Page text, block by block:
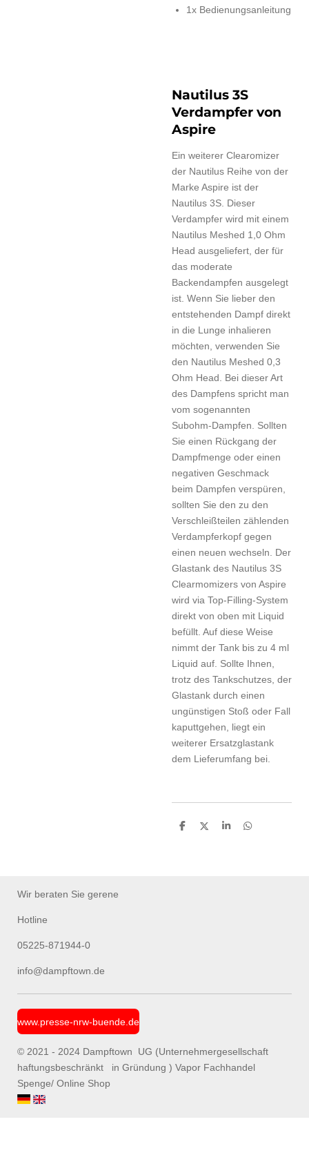
1x Bedienungsanleitung
Nautilus 3S
Verdampfer von
Aspire
Ein weiterer Clearomizer
der Nautilus Reihe von der
Marke Aspire ist der
Nautilus 3S. Dieser
Verdampfer wird mit einem
Nautilus Meshed 1,0 Ohm
Head ausgeliefert, der für
das moderate
Backendampfen ausgelegt
ist. Wenn Sie lieber den
entstehenden Dampf direkt
in die Lunge inhalieren
möchten, verwenden Sie
den Nautilus Meshed 0,3
Ohm Head. Bei dieser Art
des Dampfens spricht man
vom sogenannten
Subohm-Dampfen. Sollten
Sie einen Rückgang der
Dampfmenge oder einen
negativen Geschmack
beim Dampfen verspüren,
sollten Sie den zu den
Verschleißteilen zählenden
Verdampferkopf gegen
einen neuen wechseln. Der
Glastank des Nautilus 3S
Clearmomizers von Aspire
wird via Top-Filling-System
direkt von oben mit Liquid
befüllt. Auf diese Weise
nimmt der Tank bis zu 4 ml
Liquid auf. Sollte Ihnen,
trotz des Tankschutzes, der
Glastank durch einen
ungünstigen Stoß oder Fall
kaputtgehen, liegt ein
weiterer Ersatzglastank
dem Lieferumfang bei.
T
T
T
T
Wir beraten Sie gerene
Hotline
05225-871944-0
info@dampftown.de
www.presse-nrw-buende.de
© 2021 - 2024 Dampftown UG (Unternehmergesellschaft
haftungsbeschränkt in Gründung ) Vapor Fachhandel
Spenge/ Online Shop